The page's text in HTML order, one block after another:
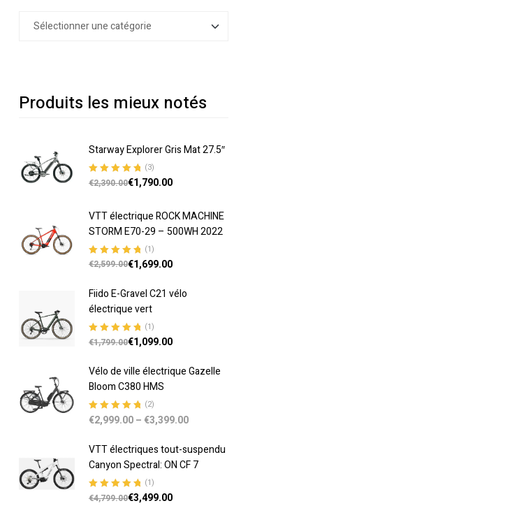
Produits les mieux notés
Starway Explorer Gris Mat 27.5″
Note5.00sur
(3)
€2,390.00€1,790.00
VTT électrique ROCK MACHINE
STORM E70-29 – 500WH 2022
Note5.00sur
(1)
€2,599.00€1,699.00
Fiido E-Gravel C21 vélo
électrique vert
Note5.00sur
(1)
€1,799.00€1,099.00
Vélo de ville électrique Gazelle
Bloom C380 HMS
Note5.00 sur
(2)
€2,999.00– €3,399.00
VTT électriques tout-suspendu
Canyon Spectral: ON CF 7
Note5.00sur
(1)
€4,799.00€3,499.00